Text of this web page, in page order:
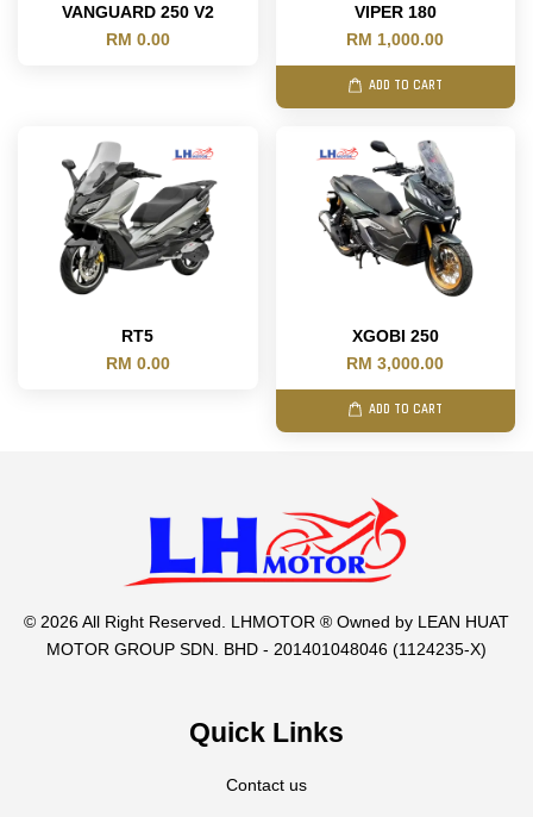
VANGUARD 250 V2
RM 0.00
VIPER 180
RM 1,000.00
ADD TO CART
RT5
RM 0.00
XGOBI 250
RM 3,000.00
ADD TO CART
© 2026 All Right Reserved. LHMOTOR ® Owned by LEAN HUAT
MOTOR GROUP SDN. BHD - 201401048046 (1124235-X)
Quick Links
Contact us